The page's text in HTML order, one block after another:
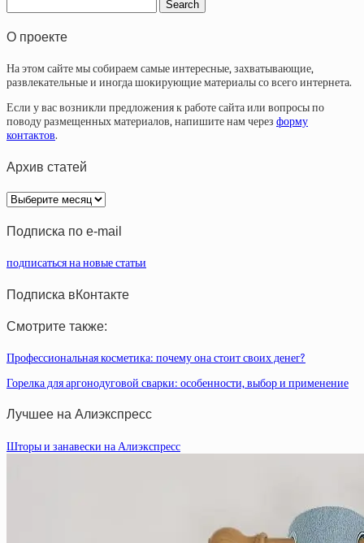
О проекте
На этом сайте мы собираем самые интересные, захватывающие,
развлекательные и иногда шокирующие материалы со всего интернета.
Если у вас возникли предложения к работе сайта или вопросы по
поводу размещенных материалов, напишите нам через форму
контактов.
Архив статей
Архив
статей
Подписка по e-mail
подписаться на новые статьи
Подписка вКонтакте
Смотрите также:
Профессиональная косметика: почему она стоит своих денег?
Горелка для аргонодуговой сварки: особенности, выбор и применение
Лучшее на Алиэкспресс
Шторы и занавески на Алиэкспресс